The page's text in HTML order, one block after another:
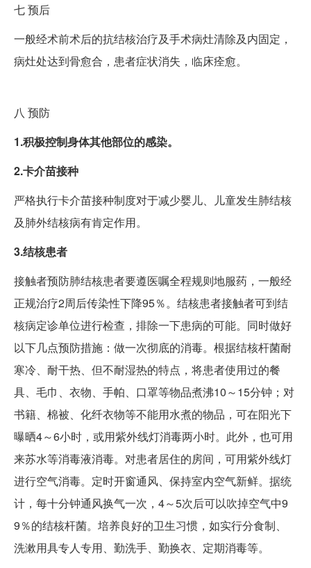
七预后
一般经术前术后的抗结核治疗及手术病灶清除及内固定，
病灶处达到骨愈合，患者症状消失，临床痊愈。
八 预防
1.积极控制身体其他部位的感染。
2.卡介苗接种
严格执行卡介苗接种制度对于减少婴儿、儿童发生肺结核
及肺外结核病有肯定作用。
3.结核患者
接触者预防肺结核患者要遵医嘱全程规则地服药，一般经
正规治疗2周后传染性下降95％。结核患者接触者可到结
核病定诊单位进行检查，排除一下患病的可能。同时做好
以下几点预防措施：做一次彻底的消毒。根据结核杆菌耐
寒冷、耐干热、但不耐湿热的特点，将患者使用过的餐
具、毛巾、衣物、手帕、口罩等物品煮沸10～15分钟；对
书籍、棉被、化纤衣物等不能用水煮的物品，可在阳光下
曝晒4～6小时，或用紫外线灯消毒两小时。此外，也可用
来苏水等消毒液消毒。对患者居住的房间，可用紫外线灯
进行空气消毒。定时开窗通风、保持室内空气新鲜。据统
计，每十分钟通风换气一次，4～5次后可以吹掉空气中9
9％的结核杆菌。培养良好的卫生习惯，如实行分食制、
洗漱用具专人专用、勤洗手、勤换衣、定期消毒等。